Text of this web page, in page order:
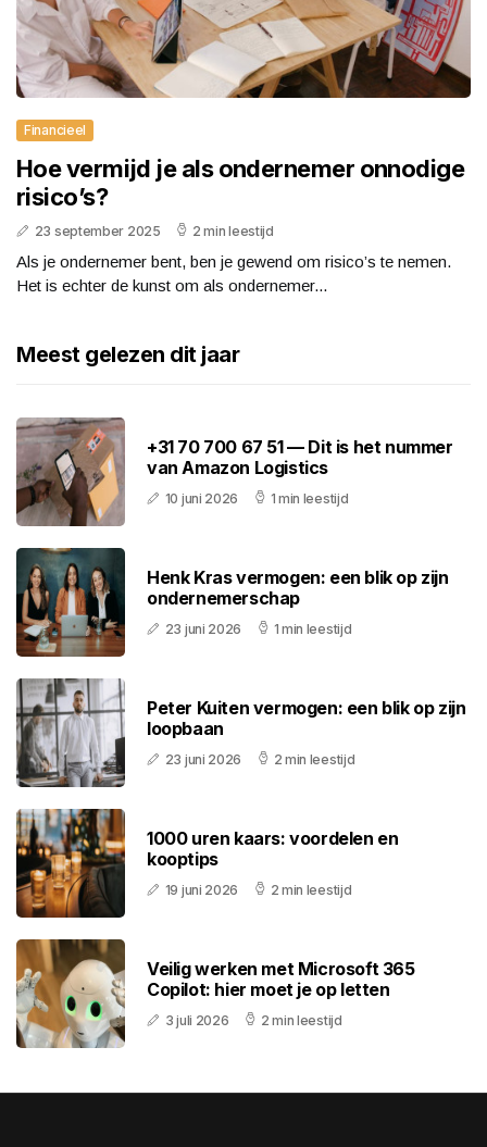
Financieel
Hoe vermijd je als ondernemer onnodige
risico’s?
23 september 2025 2 min leestijd
Als je ondernemer bent, ben je gewend om risico’s te nemen.
Het is echter de kunst om als ondernemer...
Meest gelezen dit jaar
+31 70 700 67 51 — Dit is het nummer
van Amazon Logistics
10 juni 2026 1 min leestijd
Henk Kras vermogen: een blik op zijn
ondernemerschap
23 juni 2026 1 min leestijd
Peter Kuiten vermogen: een blik op zijn
loopbaan
23 juni 2026 2 min leestijd
1000 uren kaars: voordelen en
kooptips
19 juni 2026 2 min leestijd
Veilig werken met Microsoft 365
Copilot: hier moet je op letten
3 juli 2026 2 min leestijd